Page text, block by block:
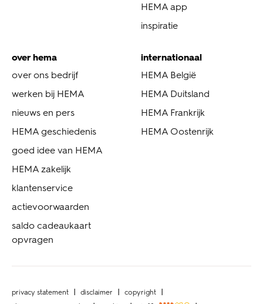
HEMA app
inspiratie
over hema
over ons bedrijf
werken bij HEMA
nieuws en pers
HEMA geschiedenis
goed idee van HEMA
HEMA zakelijk
klantenservice
actievoorwaarden
saldo cadeaukaart
opvragen
internationaal
HEMA België
HEMA Duitsland
HEMA Frankrijk
HEMA Oostenrijk
privacy statement disclaimer
copyright